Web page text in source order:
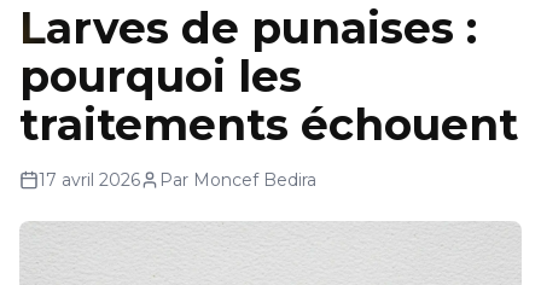
Larves de punaises :
pourquoi les
traitements échouent
17 avril 2026 Par Moncef Bedira